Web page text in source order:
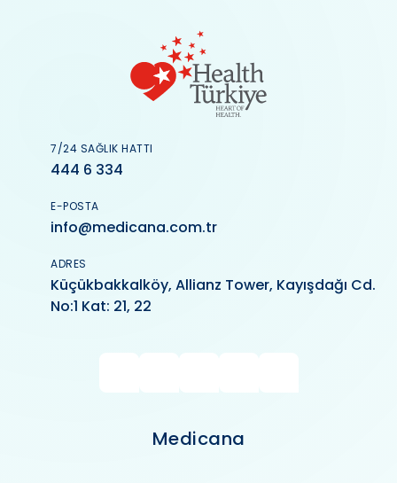
7/24 SAĞLIK HATTI
444 6 334
E-POSTA
info@medicana.com.tr
ADRES
Küçükbakkalköy, Allianz Tower, Kayışdağı Cd.
No:1 Kat: 21, 22
Medicana